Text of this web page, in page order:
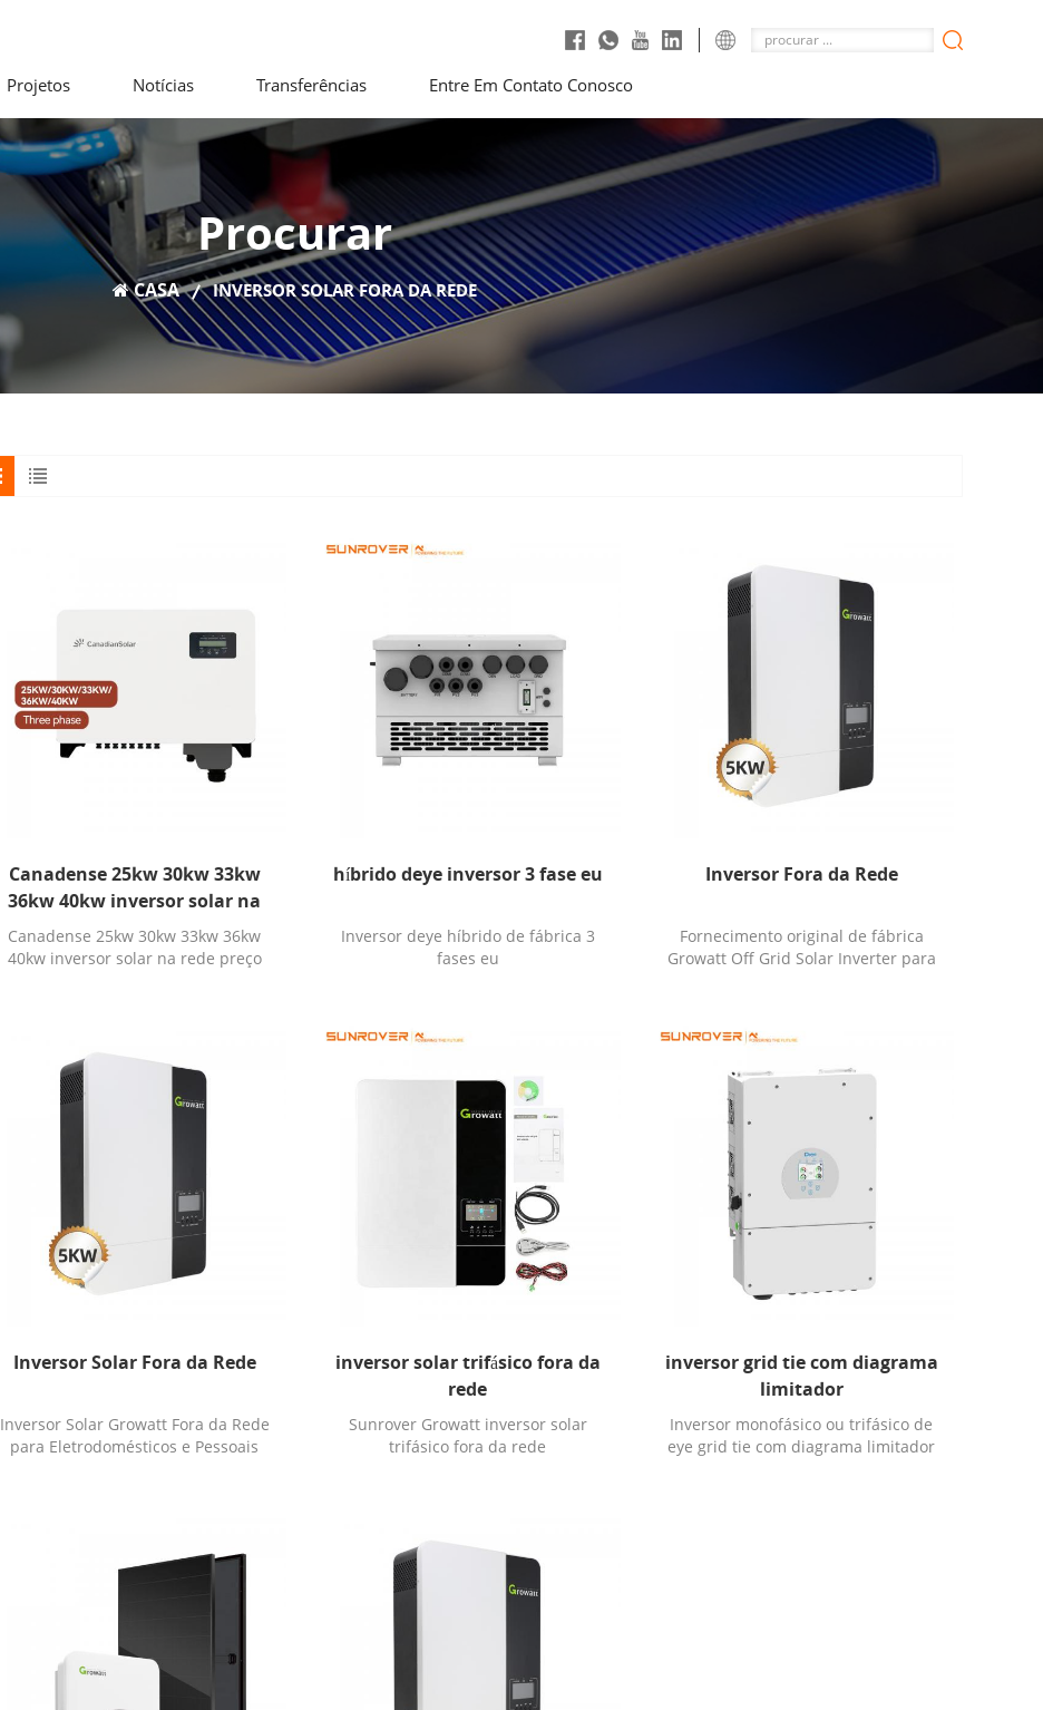
Projetos Notícias Transferências Entre Em Contato Conosco
Procurar
CASA INVERSOR SOLAR FORA DA REDE
Canadense 25kw 30kw 33kw
36kw 40kw inversor solar na
rede preço para sistema de
energia solar
Canadense 25kw 30kw 33kw 36kw
40kw inversor solar na rede preço
híbrido deye inversor 3 fase eu
Inversor deye híbrido de fábrica 3
fases eu
Inversor Fora da Rede
Fornecimento original de fábrica
Growatt Off Grid Solar Inverter para
Inversor Solar Fora da Rede
Inversor Solar Growatt Fora da Rede
para Eletrodomésticos e Pessoais
inversor solar trifásico fora da
rede
Sunrover Growatt inversor solar
trifásico fora da rede
inversor grid tie com diagrama
limitador
Inversor monofásico ou trifásico de
eye grid tie com diagrama limitador